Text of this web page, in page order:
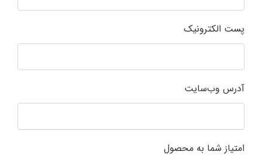
پست الکترونیک
آدرس وب‌سایت
امتیاز شما به محصول